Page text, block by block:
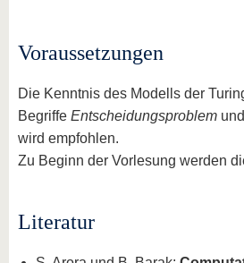
Voraussetzungen
Die Kenntnis des Modells der
Begriffe Entscheidungsproblem und
wird empfohlen.
Zu Beginn der Vorlesung werden
Literatur